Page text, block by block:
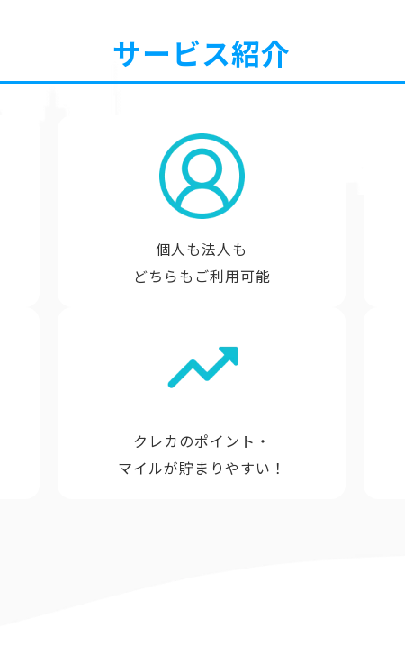
サービス紹介
個人も法人も
どちらもご利用可能
クレカのポイント・
マイルが貯まりやすい！